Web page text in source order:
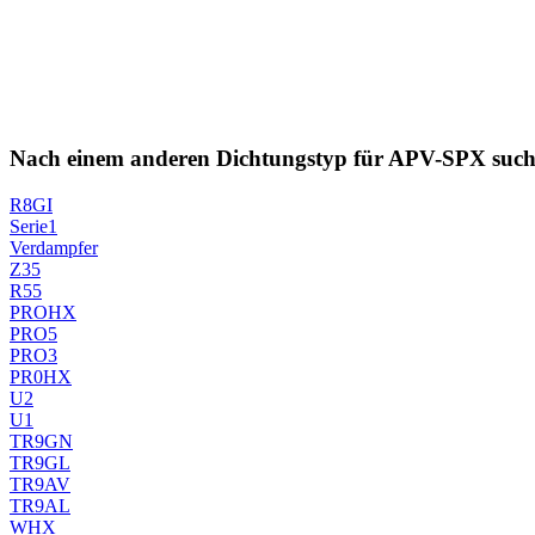
Nach einem anderen Dichtungstyp für APV-SPX
R8GI
Serie1
Verdampfer
Z35
R55
PROHX
PRO5
PRO3
PR0HX
U2
U1
TR9GN
TR9GL
TR9AV
TR9AL
WHX